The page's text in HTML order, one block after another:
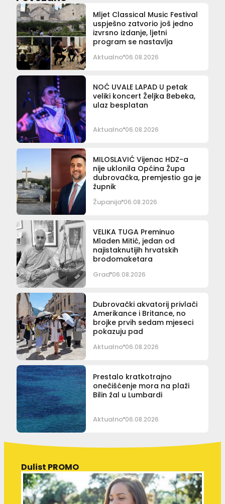
Mljet Classical Music Festival
uspješno zatvorio još jedno
izvrsno izdanje, ljetni
program se nastavlja
Aktualno 06.08.2026
NOĆ UVALE LAPAD U petak
veliki koncert Željka Bebeka,
ulaz besplatan
Aktualno 06.08.2026
MILOSLAVIĆ Vijenac HDZ-a
nije uklonila Općina Župa
dubrovačka, premjestio ga je
župnik
Županija 06.08.2026
VELIKA TUGA Preminuo
Mladen Mitić, jedan od
najistaknutijih hrvatskih
brodomaketara
Grad 06.08.2026
Dubrovački akvatorij privlači
Amerikance i Britance, no
brojke prvih sedam mjeseci
pokazuju pad
Aktualno 06.08.2026
Prestalo kratkotrajno
onečišćenje mora na plaži
Bilin žal u Lumbardi
Aktualno 06.08.2026
Dulist PROMO